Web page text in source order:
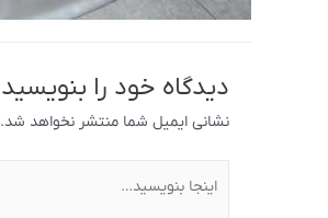
دیدگاه‌ خود را بنویسید
نشانی ایمیل شما منتشر نخواهد شد.